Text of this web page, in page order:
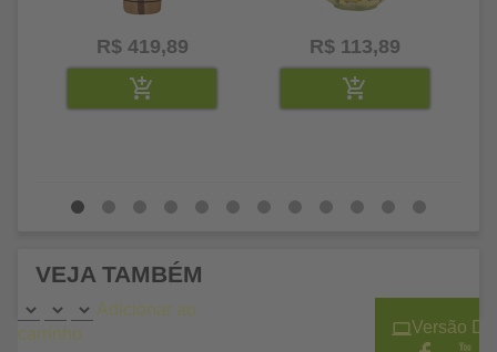
R$ 419,89 R$ 113,89
VEJA TAMBÉM
Adicionar ao
carrinho
Versão